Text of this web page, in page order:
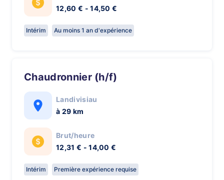
12,60 € - 14,50 €
Intérim Au moins 1 an d'expérience
Chaudronnier (h/f)
Landivisiau
à 29 km
Brut/heure
12,31 € - 14,00 €
Intérim Première expérience requise